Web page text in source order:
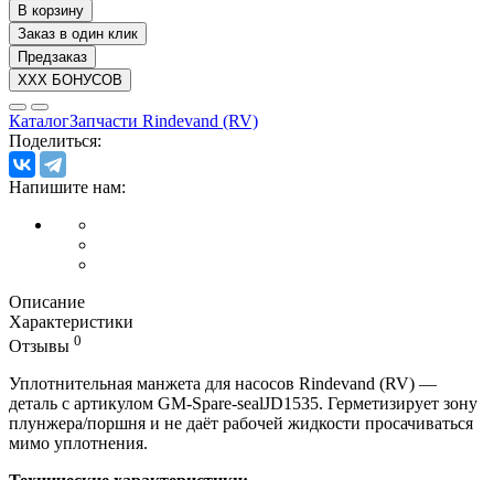
В корзину
Заказ в один клик
Предзаказ
XXX БОНУСОВ
КаталогЗапчасти Rindevand (RV)
Поделиться:
Напишите нам:
Описание
Характеристики
Отзывы 0
Уплотнительная манжета для насосов Rindevand (RV) —
деталь с артикулом GM-Spare-sealJD1535. Герметизирует зону
плунжера/поршня и не даёт рабочей жидкости просачиваться
мимо уплотнения.